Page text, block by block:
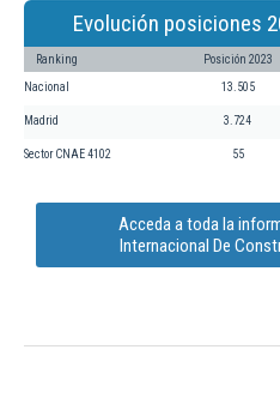
Evolución posiciones
Ranking Posición 2023
Nacional 13.505
Madrid 3.724
Sector CNAE 4102 55
Acceda a toda la
Internacional De